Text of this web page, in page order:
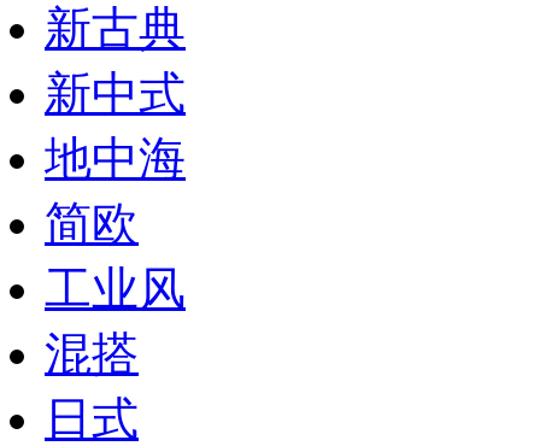
新古典
新中式
地中海
简欧
工业风
混搭
日式